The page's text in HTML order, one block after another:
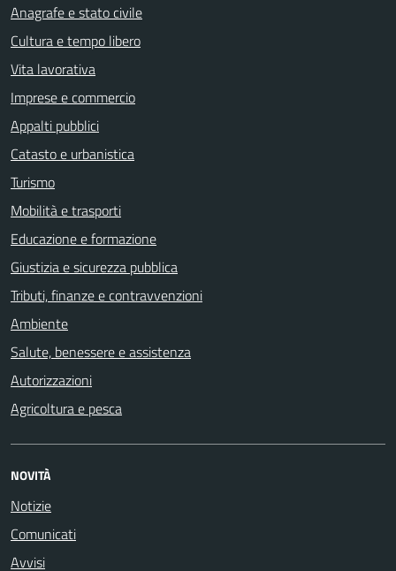
Anagrafe e stato civile
Cultura e tempo libero
Vita lavorativa
Imprese e commercio
Appalti pubblici
Catasto e urbanistica
Turismo
Mobilità e trasporti
Educazione e formazione
Giustizia e sicurezza pubblica
Tributi, finanze e contravvenzioni
Ambiente
Salute, benessere e assistenza
Autorizzazioni
Agricoltura e pesca
NOVITÀ
Notizie
Comunicati
Avvisi